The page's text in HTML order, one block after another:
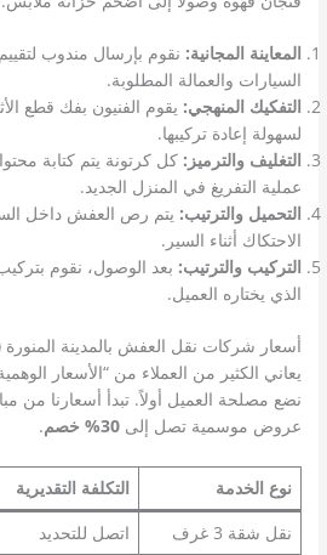
المعاينة المجانية: نقوم بإرسال مندوب
السيارات والعمالة المطلوبة.
التفكيك المنهجي: يقوم الفنيون بفك قطع
لسهولة إعادة تركيبها.
التغليف والترميز: كل كرتونة يتم كتابة
عملية التفريغ في المنزل الجديد.
التحميل والترتيب: يتم رص العفش داخل
الاحتكاك أثناء السير.
التركيب والترتيب: بعد الوصول، نقوم
الذي يختاره العميل.
أسعار شركات نقل العفش بالمدينة المنورة
يعاني الكثير من العملاء من “الأسعار
نضع مصلحة العميل أولاً. تبدأ أسعارنا من
عروض موسمية تصل إلى30% خصم .
نوع الخدمة التكلفة التقديرية
نقل شقة 3 غرف
اتصل للتحديد